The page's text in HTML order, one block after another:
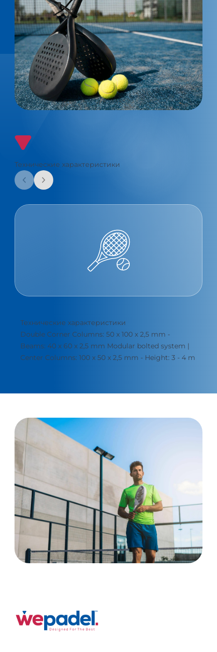
Технические характеристики
Технические характеристики
Double Corner Columns: 50 x 100 x 2,5 mm -
Beams: 40 x 60 x 2,5 mm Modular bolted system |
Center Columns: 100 x 50 x 2,5 mm - Height: 3 - 4 m